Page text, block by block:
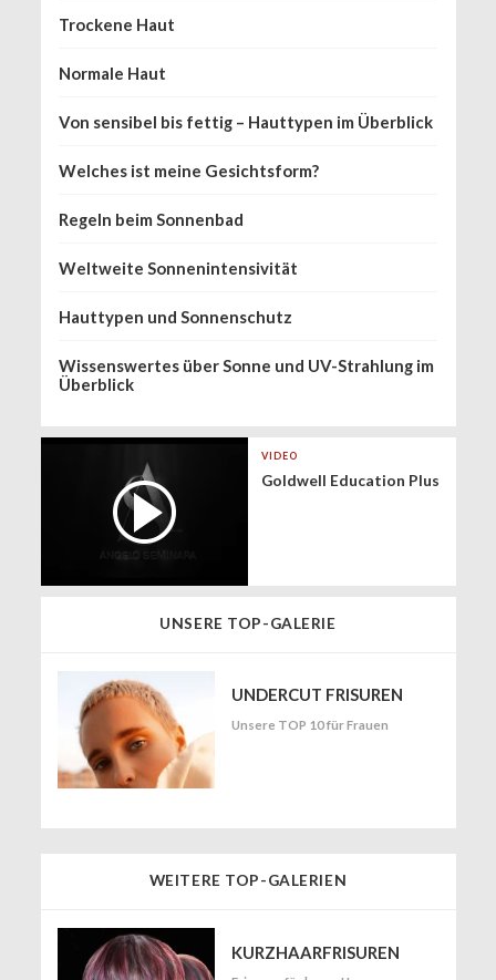
Trockene Haut
Normale Haut
Von sensibel bis fettig – Hauttypen im Überblick
Welches ist meine Gesichtsform?
Regeln beim Sonnenbad
Weltweite Sonnenintensivität
Hauttypen und Sonnenschutz
Wissenswertes über Sonne und UV-Strahlung im
Überblick
VIDEO
Goldwell Education Plus
UNSERE TOP-GALERIE
UNDERCUT FRISUREN
Unsere TOP 10 für Frauen
WEITERE TOP-GALERIEN
KURZHAARFRISUREN